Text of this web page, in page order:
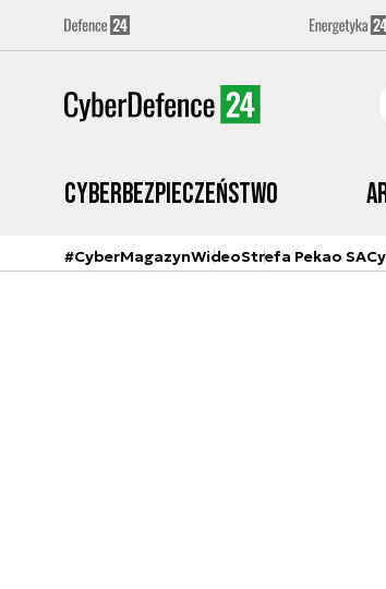
Cyberbezpieczeństwo
#CyberMagazynWideoStrefa Pekao SA